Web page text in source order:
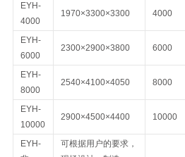
EYH-
4000
1970×3300×3300 4000
EYH-
6000
2300×2900×3800 6000
EYH-
8000
2540×4100×4050 8000
EYH-
10000
2900×4500×4400 10000
EYH-
可根据用户的要求，